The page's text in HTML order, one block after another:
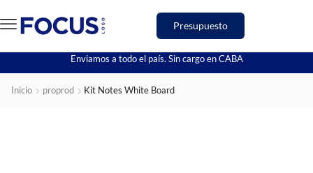
Presupuesto
Enviamos a todo el país. Sin cargo en CABA
Inicio proprod Kit Notes White Board